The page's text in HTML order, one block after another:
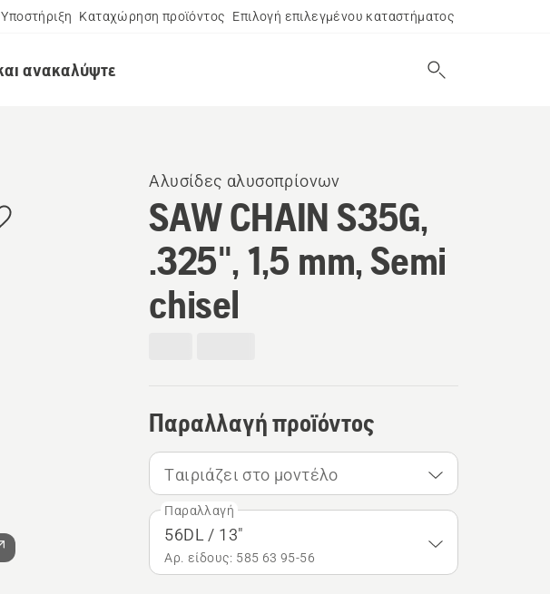
Υποστήριξη Καταχώρηση προϊόντος Επιλογή επιλεγμένου καταστήματος
ανακαλύψτε
Αλυσίδες αλυσοπρίονων
SAW CHAIN S35G,
.325", 1,5 mm, Semi
chisel
Παραλλαγή προϊόντος
Ταιριάζει στο μοντέλο
Παραλλαγή
56DL / 13"
Αρ. είδους: 585 63 95‑56